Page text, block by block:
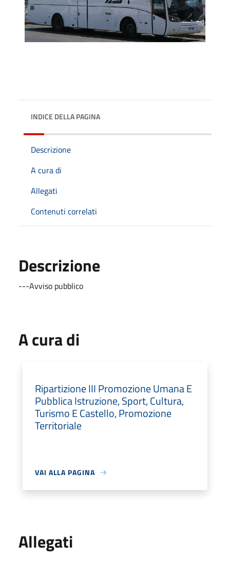
INDICE DELLA PAGINA
Descrizione
A cura di
Allegati
Contenuti correlati
Descrizione
---Avviso pubblico
A cura di
Ripartizione III Promozione Umana E
Pubblica Istruzione, Sport, Cultura,
Turismo E Castello, Promozione
Territoriale
VAI ALLA PAGINA
Allegati